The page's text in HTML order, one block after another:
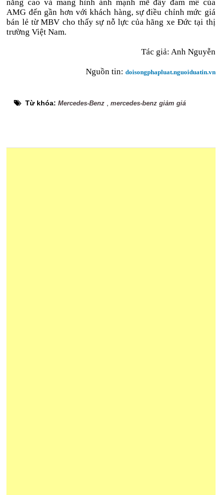
năng cao và mang hình ảnh mạnh mẽ đầy đam mê của
AMG đến gần hơn với khách hàng, sự điều chỉnh mức giá
bán lẻ từ MBV cho thấy sự nỗ lực của hãng xe Đức tại thị
trường Việt Nam.
Tác giả: Anh Nguyễn
Nguồn tin: doisongphapluat.nguoiduatin.vn
Từ khóa:Mercedes-Benz ,mercedes-benz giảm giá